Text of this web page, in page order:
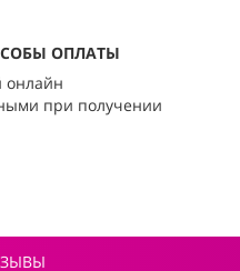
ОПЛАТЫ
онлайн
при получении